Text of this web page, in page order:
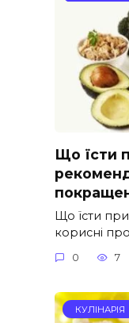
Що їсти
Що їсти при
корисні
0 7
КУЛІНАРІЯ